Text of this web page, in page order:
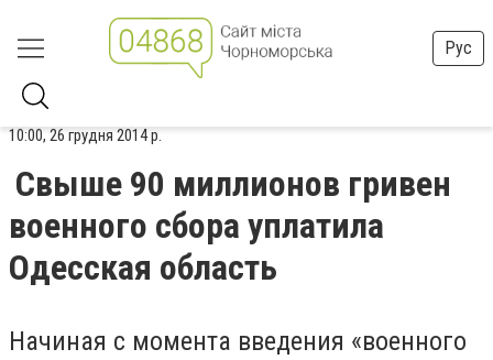
Рус
10:00, 26 грудня 2014 р.
Свыше 90 миллионов гривен
военного сбора уплатила
Одесская область
Начиная с момента введения «военного